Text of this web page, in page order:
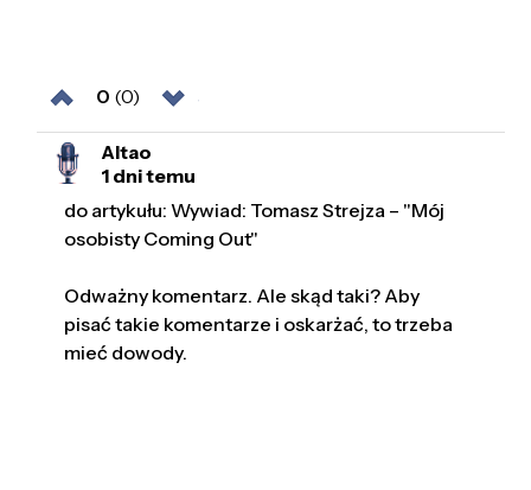
0 (0)
Altao
1 dni temu
do artykułu: Wywiad: Tomasz Strejza – "Mój
osobisty Coming Out"
Odważny komentarz. Ale skąd taki? Aby
pisać takie komentarze i oskarżać, to trzeba
mieć dowody.